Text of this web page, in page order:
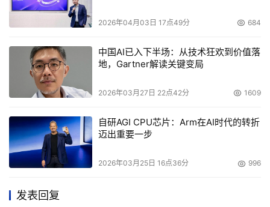
2026年04月03日 17点49分 684
中国AI已入下半场：从技术狂欢到价值落
地，Gartner解读关键变局
2026年03月27日 22点42分 1609
自研AGI CPU芯片：Arm在AI时代的转折
迈出重要一步
2026年03月25日 16点36分 996
发表回复